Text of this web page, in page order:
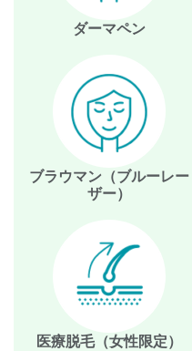
ダーマペン
ブラウマン（ブルーレー
ザー）
医療脱毛（女性限定）